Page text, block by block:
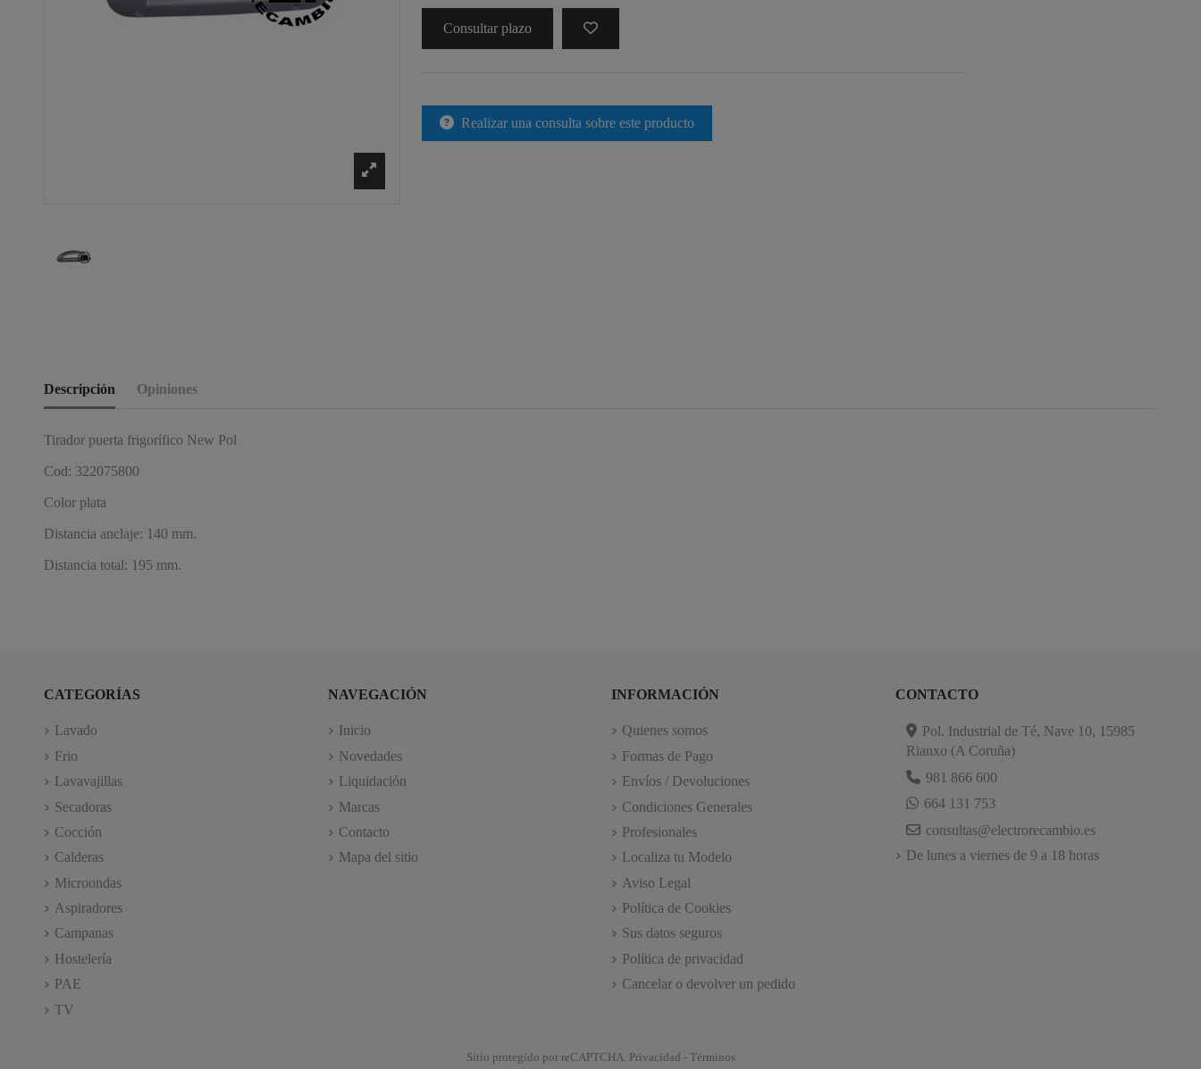
Consultar plazo
Realizar una consulta sobre este producto
Descripción Opiniones
Tirador puerta frigorífico New Pol
Cod: 322075800
Color plata
Distancia anclaje: 140 mm.
Distancia total: 195 mm.
CATEGORÍAS
Lavado
Frio
Lavavajillas
Secadoras
Cocción
Calderas
Microondas
Aspiradores
Campanas
Hostelería
PAE
TV
NAVEGACIÓN
Inicio
Novedades
Liquidación
Marcas
Contacto
Mapa del sitio
INFORMACIÓN
Quienes somos
Formas de Pago
Envíos / Devoluciones
Condiciones Generales
Profesionales
Localiza tu Modelo
Aviso Legal
Política de Cookies
Sus datos seguros
Política de privacidad
Cancelar o devolver un pedido
CONTACTO
Pol. Industrial de Té, Nave 10, 15985
Rianxo (A Coruña)
981 866 600
664 131 753
consultas@electrorecambio.es
De lunes a viernes de 9 a 18 horas
Sitio protegido por reCAPTCHA. Privacidad - Términos